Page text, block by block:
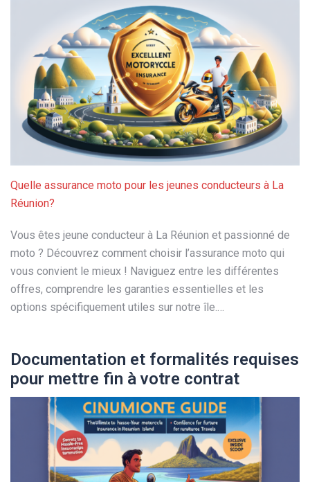
Quelle assurance moto pour les jeunes conducteurs à La
Réunion?
Vous êtes jeune conducteur à La Réunion et passionné de
moto ? Découvrez comment choisir l’assurance moto qui
vous convient le mieux ! Naviguez entre les différentes
offres, comprendre les garanties essentielles et les
options spécifiquement utiles sur notre île.…
Documentation et formalités requises
pour mettre fin à votre contrat